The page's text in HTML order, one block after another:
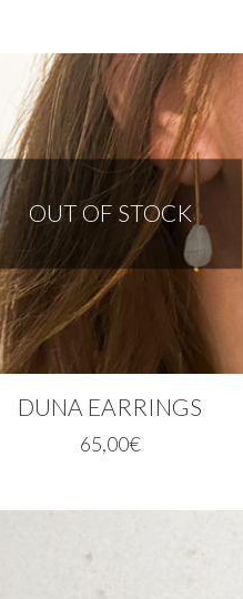
OUT OF STOCK
DUNA EARRINGS
65,00€